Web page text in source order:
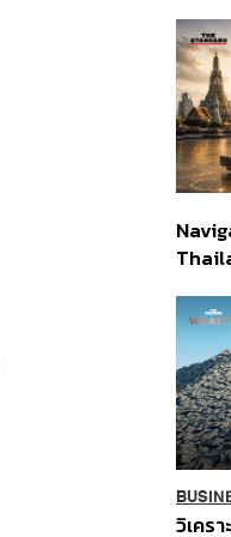
ส่วนยุ
อินโดนี
Order
วิเคร